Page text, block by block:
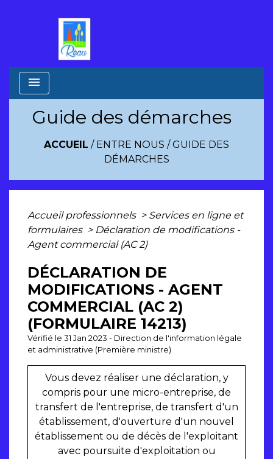
menu
Guide des démarches
ACCUEIL / ENTRE NOUS /GUIDE DES
DÉMARCHES
Accueil professionnels > Services en ligne et
formulaires > Déclaration de modifications -
Agent commercial (AC 2)
DÉCLARATION DE
MODIFICATIONS - AGENT
COMMERCIAL (AC 2)
(FORMULAIRE 14213)
Vérifié le 31 Jan 2023 - Direction de l'information légale
et administrative (Première ministre)
Vous devez réaliser une déclaration, y
compris pour une micro-entreprise, de
transfert de l'entreprise, de transfert d'un
établissement, d'ouverture d'un nouvel
établissement ou de décès de l'exploitant
avec poursuite d'exploitation ou